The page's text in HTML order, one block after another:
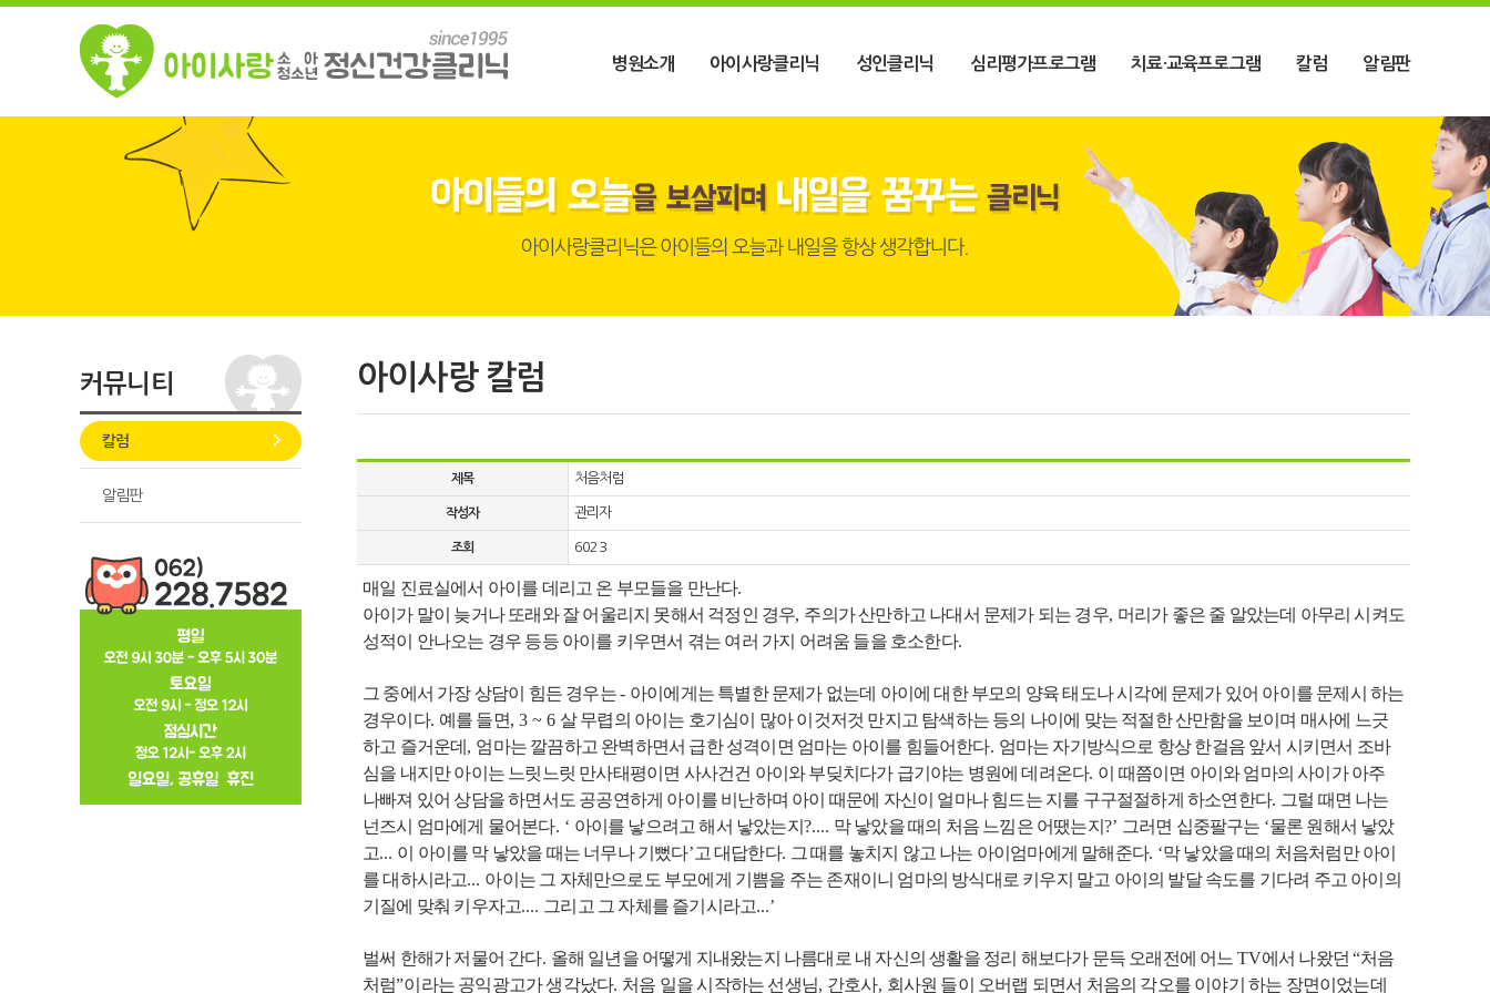
병원소개 아이사랑클리닉 성인클리닉 심리평가프로그램 치료·교육프로그램 칼럼 알림판
커뮤니티
칼럼
알림판
아이사랑 칼럼
제목 처음처럼
작성자 관리자
조회 6023
매일 진료실에서 아이를 데리고 온 부모들을 만난다.
아이가 말이 늦거나 또래와 잘 어울리지 못해서 걱정인 경우, 주의가 산만하고 나대서 문제가 되는 경우, 머리가 좋은 줄 알았는데 아무리 시켜도
성적이 안나오는 경우 등등 아이를 키우면서 겪는 여러 가지 어려움 들을 호소한다.
그 중에서 가장 상담이 힘든 경우는- 아이에게는 특별한 문제가 없는데 아이에 대한 부모의 양육 태도나 시각에 문제가 있어 아이를 문제시 하는
경우이다. 예를 들면, 3 ~ 6 살 무렵의 아이는 호기심이 많아 이것저것 만지고 탐색하는 등의 나이에 맞는 적절한 산만함을 보이며 매사에 느긋
하고 즐거운데 , 엄마는 깔끔하고 완벽하면서 급한 성격이면 엄마는 아이를 힘들어한다. 엄마는 자기방식으로 항상 한걸음 앞서 시키면서 조바
심을 내지만 아이는 느릿느릿 만사태평이면 사사건건 아이와 부딪치다가 급기야는 병원에 데려온다. 이 때쯤이면 아이와 엄마의 사이가 아주
나빠져 있어 상담을 하면서도 공공연하게 아이를 비난하며 아이 때문에 자신이 얼마나 힘드는 지를 구구절절하게 하소연한다. 그럴 때면 나는
넌즈시 엄마에게 물어본다. ‘ 아이를 낳으려고 해서 낳았는지 ?.... 막 낳았을 때의 처음 느낌은 어땠는지 ?’ 그러면 십중팔구는 ‘물론 원해서 낳았
고... 이 아이를 막 낳았을 때는 너무나 기뻤다’고 대답한다. 그 때를 놓치지 않고 나는 아이엄마에게 말해준다. ‘막 낳았을 때의 처음처럼만 아이
를 대하시라고... 아이는 그 자체만으로도 부모에게 기쁨을 주는 존재이니 엄마의 방식대로 키우지 말고 아이의 발달 속도를 기다려 주고 아이의
기질에 맞춰 키우자고.... 그리고 그 자체를 즐기시라고...’
벌써 한해가 저물어 간다. 올해 일년을 어떻게 지내왔는지 나름대로 내 자신의 생활을 정리 해보다가 문득 오래전에 어느 TV에서 나왔던“처음
처럼”이라는 공익광고가 생각났다. 처음 일을 시작하는 선생님, 간호사, 회사원 들이 오버랩 되면서 처음의 각오를 이야기 하는 장면이었는데